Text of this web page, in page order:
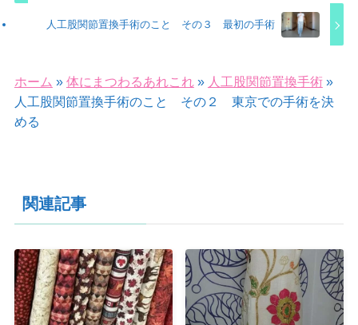
人工股関節置換手術のこと その３ 最初の手術
ホーム » 体にまつわるあれこれ » 人工股関節置換手術 »
人工股関節置換手術のこと その２ 東京での手術を決
める
関連記事